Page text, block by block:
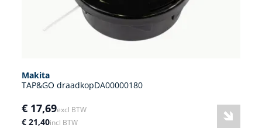
Makita
TAP&GO draadkopDA00000180
€ 17,69excl BTW
€ 21,40incl BTW